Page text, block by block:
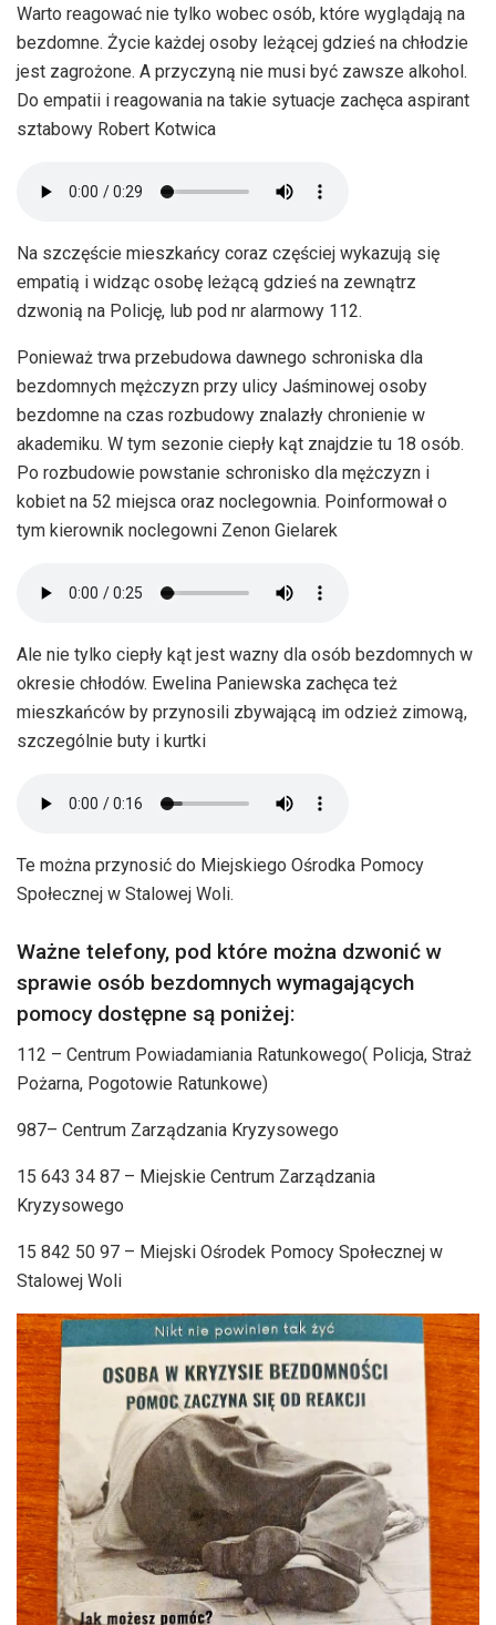
Warto reagować nie tylko wobec osób, które wyglądają na
bezdomne. Życie każdej osoby leżącej gdzieś na chłodzie
jest zagrożone. A przyczyną nie musi być zawsze alkohol.
Do empatii i reagowania na takie sytuacje zachęca aspirant
sztabowy Robert Kotwica
Na szczęście mieszkańcy coraz częściej wykazują się
empatią i widząc osobę leżącą gdzieś na zewnątrz
dzwonią na Policję, lub pod nr alarmowy 112.
Ponieważ trwa przebudowa dawnego schroniska dla
bezdomnych mężczyzn przy ulicy Jaśminowej osoby
bezdomne na czas rozbudowy znalazły chronienie w
akademiku. W tym sezonie ciepły kąt znajdzie tu 18 osób.
Po rozbudowie powstanie schronisko dla mężczyzn i
kobiet na 52 miejsca oraz noclegownia. Poinformował o
tym kierownik noclegowni Zenon Gielarek
Ale nie tylko ciepły kąt jest wazny dla osób bezdomnych w
okresie chłodów. Ewelina Paniewska zachęca też
mieszkańców by przynosili zbywającą im odzież zimową,
szczególnie buty i kurtki
Te można przynosić do Miejskiego Ośrodka Pomocy
Społecznej w Stalowej Woli.
Ważne telefony, pod które można dzwonić w
sprawie osób bezdomnych wymagających
pomocy dostępne są poniżej:
112 – Centrum Powiadamiania Ratunkowego( Policja, Straż
Pożarna, Pogotowie Ratunkowe)
987– Centrum Zarządzania Kryzysowego
15 643 34 87 – Miejskie Centrum Zarządzania
Kryzysowego
15 842 50 97 – Miejski Ośrodek Pomocy Społecznej w
Stalowej Woli